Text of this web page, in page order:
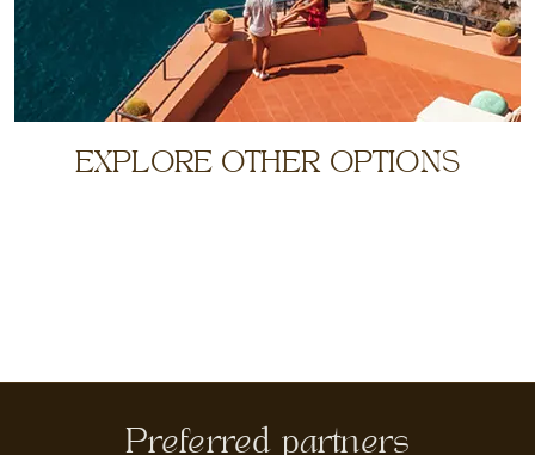
EXPLORE OTHER OPTIONS
Preferred partners